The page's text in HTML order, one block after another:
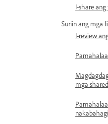
I-share
Suriin ang mga
I-review
mga